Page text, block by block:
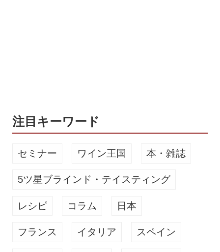
注目キーワード
セミナー ワイン王国 本・雑誌
5ツ星ブラインド・テイスティング
レシピ コラム 日本
フランス イタリア スペイン